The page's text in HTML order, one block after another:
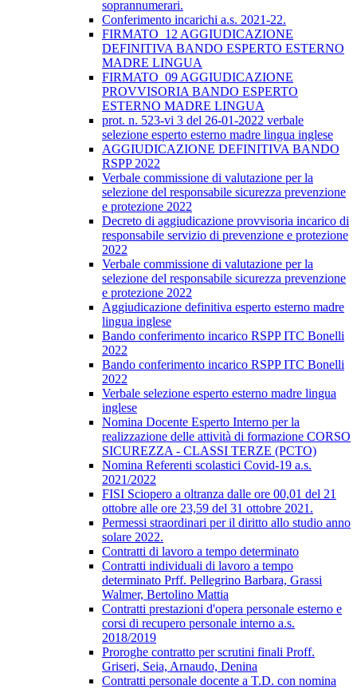
soprannumerari.
Conferimento incarichi a.s. 2021-22.
FIRMATO_12 AGGIUDICAZIONE
DEFINITIVA BANDO ESPERTO ESTERNO
MADRE LINGUA
FIRMATO_09 AGGIUDICAZIONE
PROVVISORIA BANDO ESPERTO
ESTERNO MADRE LINGUA
prot. n. 523-vi 3 del 26-01-2022 verbale
selezione esperto esterno madre lingua inglese
AGGIUDICAZIONE DEFINITIVA BANDO
RSPP 2022
Verbale commissione di valutazione per la
selezione del responsabile sicurezza prevenzione
e protezione 2022
Decreto di aggiudicazione provvisoria incarico di
responsabile servizio di prevenzione e protezione
2022
Verbale commissione di valutazione per la
selezione del responsabile sicurezza prevenzione
e protezione 2022
Aggiudicazione definitiva esperto esterno madre
lingua inglese
Bando conferimento incarico RSPP ITC Bonelli
2022
Bando conferimento incarico RSPP ITC Bonelli
2022
Verbale selezione esperto esterno madre lingua
inglese
Nomina Docente Esperto Interno per la
realizzazione delle attività di formazione CORSO
SICUREZZA - CLASSI TERZE (PCTO)
Nomina Referenti scolastici Covid-19 a.s.
2021/2022
FISI Sciopero a oltranza dalle ore 00,01 del 21
ottobre alle ore 23,59 del 31 ottobre 2021.
Permessi straordinari per il diritto allo studio anno
solare 2022.
Contratti di lavoro a tempo determinato
Contratti individuali di lavoro a tempo
determinato Prff. Pellegrino Barbara, Grassi
Walmer, Bertolino Mattia
Contratti prestazioni d'opera personale esterno e
corsi di recupero personale interno a.s.
2018/2019
Proroghe contratto per scrutini finali Proff.
Griseri, Seia, Arnaudo, Denina
Contratti personale docente a T.D. con nomina